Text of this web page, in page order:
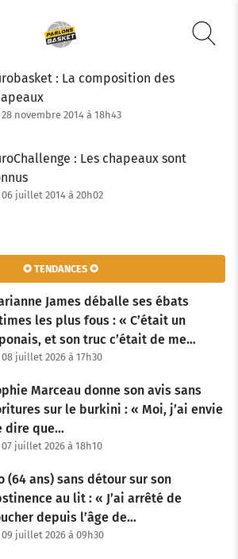
: La composition des
28 novembre 2014 à 18h43
: Les chapeaux sont
06 juillet 2014 à 20h02
✪ TENDANCES ✪
James déballe ses ébats
les plus fous : « C’était un
et son truc c’était de me…
08 juillet 2026 à 17h30
Marceau donne son avis sans
sur le burkini : « Moi, j’ai envie
dire que…
07 juillet 2026 à 18h10
(64 ans) sans détour sur son
au lit : « J’ai arrêté de
depuis l’âge de…
09 juillet 2026 à 09h30